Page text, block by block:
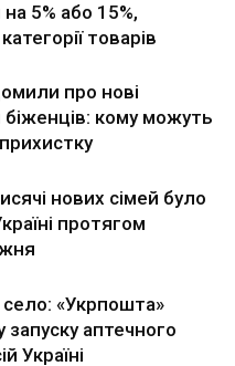
5% або 15%,
товарів
про нові
кому можуть
нових сімей було
протягом
«Укрпошта»
запуску аптечного
Україні